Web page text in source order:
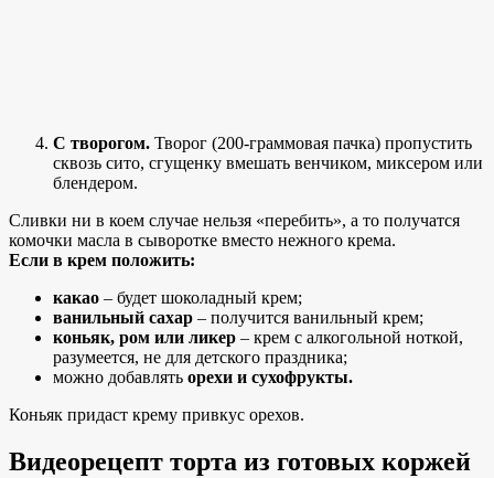
С творогом. Творог (200-граммовая пачка) пропустить
сквозь сито, сгущенку вмешать венчиком, миксером или
блендером.
Сливки ни в коем случае нельзя «перебить», а то получатся
комочки масла в сыворотке вместо нежного крема.
Если в крем положить:
какао – будет шоколадный крем;
ванильный сахар – получится ванильный крем;
коньяк, ром или ликер – крем с алкогольной ноткой,
разумеется, не для детского праздника;
можно добавлять орехи и сухофрукты.
Коньяк придаст крему привкус орехов.
Видеорецепт торта из готовых коржей